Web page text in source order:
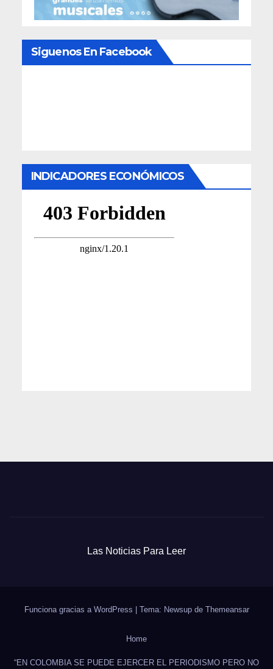
Siguenos En Facebook
INDICADORES ECONÓMICOS
Las Noticias Para Leer
Funciona gracias a WordPress | Tema: Newsup de Themeansar
Home
“EN COLOMBIA SE PUEDE EJERCER EL PERIODISMO PERO NO